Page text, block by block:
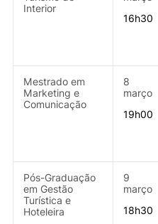
Interior
16h30
Mestrado em
Marketing e
Comunicação
8
março
19h00
Pós-Graduação
em Gestão
Turística e
Hoteleira
9
março
18h30